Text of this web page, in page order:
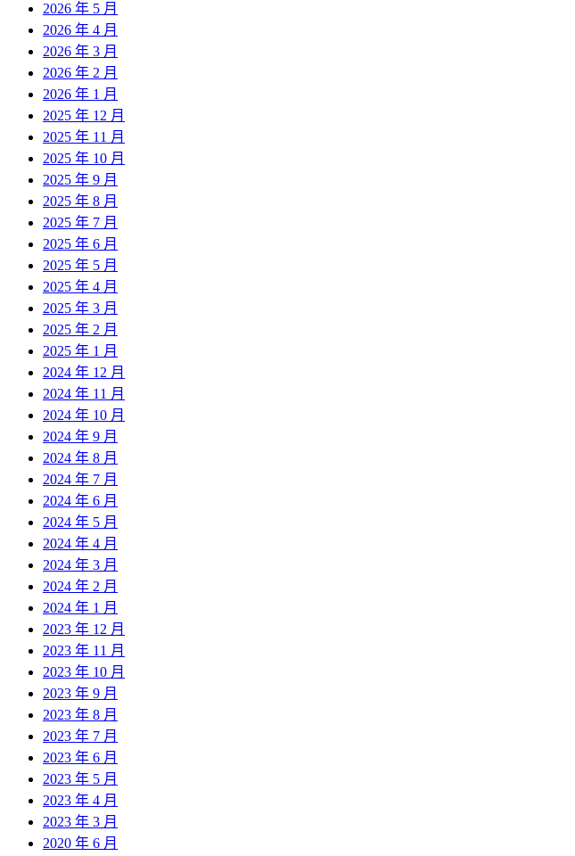
2026 年 5 月
2026 年 4 月
2026 年 3 月
2026 年 2 月
2026 年 1 月
2025 年 12 月
2025 年 11 月
2025 年 10 月
2025 年 9 月
2025 年 8 月
2025 年 7 月
2025 年 6 月
2025 年 5 月
2025 年 4 月
2025 年 3 月
2025 年 2 月
2025 年 1 月
2024 年 12 月
2024 年 11 月
2024 年 10 月
2024 年 9 月
2024 年 8 月
2024 年 7 月
2024 年 6 月
2024 年 5 月
2024 年 4 月
2024 年 3 月
2024 年 2 月
2024 年 1 月
2023 年 12 月
2023 年 11 月
2023 年 10 月
2023 年 9 月
2023 年 8 月
2023 年 7 月
2023 年 6 月
2023 年 5 月
2023 年 4 月
2023 年 3 月
2020 年 6 月